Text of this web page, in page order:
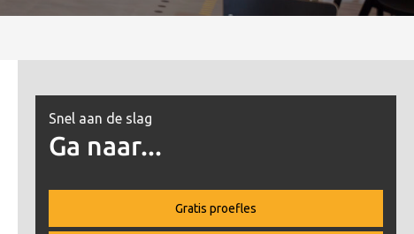
Snel aan de slag
Ga naar...
Gratis proefles